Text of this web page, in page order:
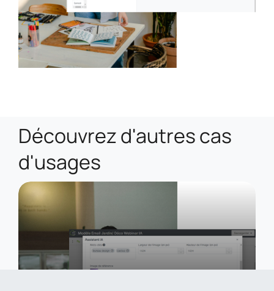
Découvrez d'autres cas
d'usages